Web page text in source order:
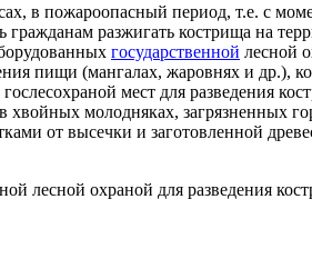
в пожароопасный период, т.е. с
разжигать кострища на
государственной лесной
пищи (мангалах, жаровнях и др.),
мест для разведения
молодняках, загрязненных
от высечки и заготовленной
лесной охраной для разведения